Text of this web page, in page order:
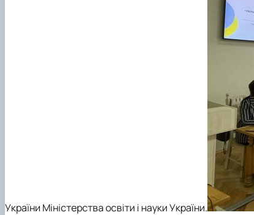
України Міністерства освіти і науки України.